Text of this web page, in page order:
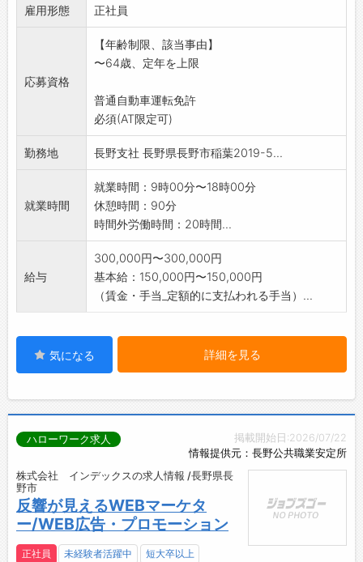
です。
【具体的な業務内容】
■イベント会場となるホームセンター店舗との
打合せ
■イベント会場の設営
■お買い物をされたお客様への抽選会場のご案
内
■抽選で当たった景品のお渡し
■後片付け など
雇用形態 正社員
応募資格
【年齢制限、該当事由】
〜64歳、定年を上限
普通自動車運転免許
必須(AT限定可)
勤務地 長野支社 長野県長野市稲葉2019-5...
就業時間
就業時間：9時00分〜18時00分
休憩時間：90分
時間外労働時間：20時間...
給与
300,000円〜300,000円
基本給：150,000円〜150,000円
（賃金・手当_定額的に支払われる手当）...
気になる 詳細を見る
掲載開始日:2026/07/22
情報提供元：長野公共職業安定所
ハローワーク求人
株式会社 インデックスの求人情報 /長野県長
野市
反響が見えるWEBマーケタ
ー/WEB広告・プロモーション
正社員 未経験者活躍中 短大卒以上